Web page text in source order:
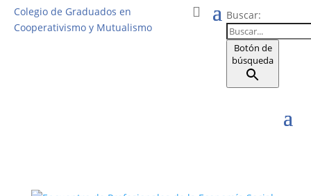
Colegio de Graduados en
Cooperativismo y Mutualismo
Buscar:
Botón de
búsqueda